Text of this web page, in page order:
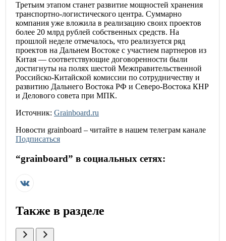
Третьим этапом станет развитие мощностей хранения
транспортно-логистического центра. Суммарно
компания уже вложила в реализацию своих проектов
более 20 млрд рублей собственных средств. На
прошлой неделе отмечалось, что реализуется ряд
проектов на Дальнем Востоке с участием партнеров из
Китая — соответствующие договоренности были
достигнуты на полях шестой Межправительственной
Российско-Китайской комиссии по сотрудничеству и
развитию Дальнего Востока РФ и Северо-Востока КНР
и Делового совета при МПК.
Источник: Grainboard.ru
Новости grainboard – читайте в нашем телеграм канале
Подписаться
“grainboard” в социальных сетях:
Также в разделе